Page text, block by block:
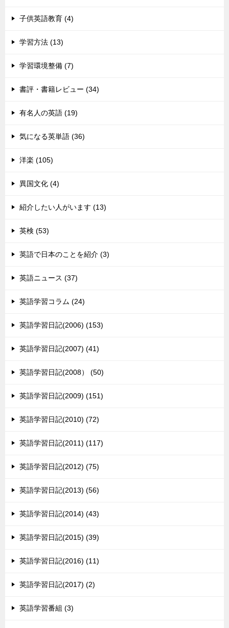
子供英語教育 (4)
学習方法 (13)
学習環境整備 (7)
書評・書籍レビュー (34)
有名人の英語 (19)
気になる英単語 (36)
洋楽 (105)
異国文化 (4)
紹介したい人がいます (13)
英検 (53)
英語で日本のことを紹介 (3)
英語ニュース (37)
英語学習コラム (24)
英語学習日記(2006) (153)
英語学習日記(2007) (41)
英語学習日記(2008） (50)
英語学習日記(2009) (151)
英語学習日記(2010) (72)
英語学習日記(2011) (117)
英語学習日記(2012) (75)
英語学習日記(2013) (56)
英語学習日記(2014) (43)
英語学習日記(2015) (39)
英語学習日記(2016) (11)
英語学習日記(2017) (2)
英語学習番組 (3)